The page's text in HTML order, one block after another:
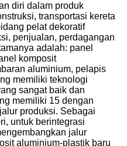
diri dalam produk
transportasi kereta
pelat dekoratif
penjualan, perdagangan
adalah: panel
komposit
aluminium, pelapis
memiliki teknologi
sangat baik dan
memiliki 15 dengan
produksi. Sebagai
untuk berintegrasi
jalur
aluminium-plastik baru